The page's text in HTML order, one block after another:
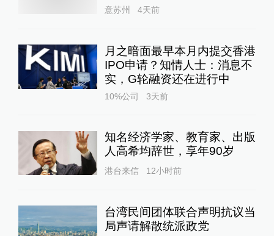
意苏州 4天前
月之暗面最早本月内提交香港
IPO申请？知情人士：消息不
实，G轮融资还在进行中
10%公司 3天前
知名经济学家、教育家、出版
人高希均辞世，享年90岁
港台来信 12小时前
台湾民间团体联合声明抗议当
局声请解散统派政党